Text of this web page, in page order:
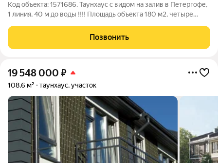
Код объекта: 1571686. Таунхаус с видом на залив в Петергофе,
1 линия, 40 м до воды !!!! Площадь объекта 180 м2, четыре
второй выход на залив с зоной отдыха и мангалом. Газовый
котёл "Будерус"
Позвонить
19 548 000 ₽
108,6 м² таунхаус, участок